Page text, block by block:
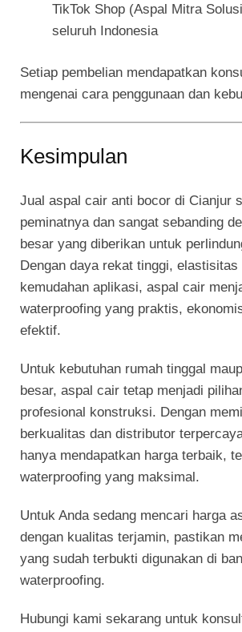
TikTok Shop (Aspal Mitra
seluruh Indonesia
Setiap pembelian mendapatkan
mengenai cara penggunaan dan
Kesimpulan
Jual aspal cair anti bocor di Cianjur
peminatnya dan sangat sebanding
besar yang diberikan untuk
Dengan daya rekat tinggi,
kemudahan aplikasi, aspal cair
waterproofing yang praktis,
efektif.
Untuk kebutuhan rumah tinggal
besar, aspal cair tetap menjadi
profesional konstruksi. Dengan
berkualitas dan distributor
hanya mendapatkan harga terbaik,
waterproofing yang maksimal.
Untuk Anda sedang mencari harga
dengan kualitas terjamin, pastikan
yang sudah terbukti digunakan di
waterproofing.
Hubungi kami sekarang untuk